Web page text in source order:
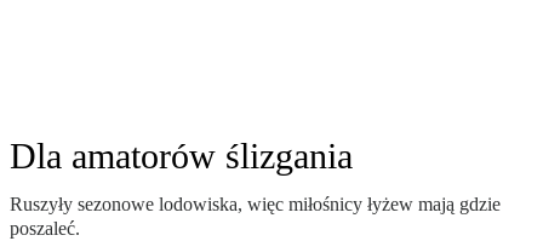
Dla amatorów ślizgania
Ruszyły sezonowe lodowiska, więc miłośnicy łyżew mają gdzie
poszaleć.